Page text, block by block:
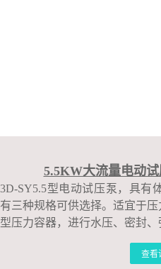
试压泵案例
5.5KW大流量电动
3D-SY5.5型电动试压泵，具有
有三种规格可供选择。适宜于
型压力容器，进行水压、密封、
查看